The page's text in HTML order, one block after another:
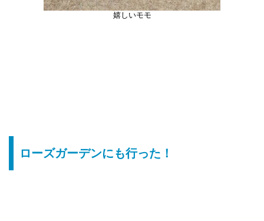
嬉しいモモ
ローズガーデンにも行った！